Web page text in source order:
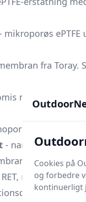
mikroporøs ePTFE
fra Toray.
mellem soft- &
strukturer.
- nanospundet PU.
(ePTFE,
men holder
Cookies på
og forbedre
kontinuerligt